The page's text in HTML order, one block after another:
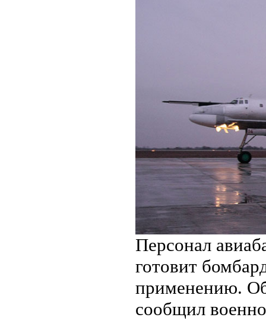
Персонал
готовит
применению.
сообщил